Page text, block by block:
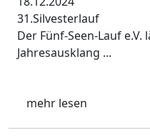
31.Silvesterlauf
Der Fünf-Seen-Lauf
Jahresausklang ...
mehr lesen